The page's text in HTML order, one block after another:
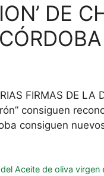
DE
FIRMAS DE
consiguen
consiguen
Aceite de oliva virgen